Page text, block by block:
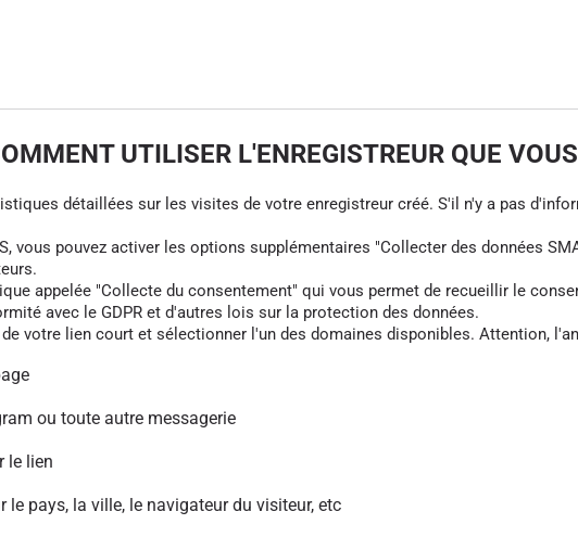
UTILISER L'ENREGISTREUR QUE
détaillées sur les visites de votre enregistreur créé. S'il n'y a pas
vous pouvez activer les options supplémentaires "Collecter des données
appelée "Collecte du consentement" qui vous permet de recueillir le
avec le GDPR et d'autres lois sur la protection des données.
votre lien court et sélectionner l'un des domaines disponibles. Attention,
ou toute autre messagerie
le lien
pays, la ville, le navigateur du visiteur, etc